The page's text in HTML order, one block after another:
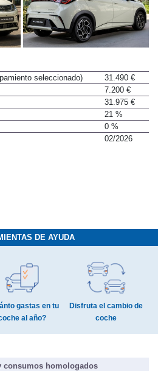
seleccionado)
31.490 €
7.200 €
31.975 €
21 %
0 %
02/2026
DE AYUDA
gastas en tu
al año?
Disfruta el cambio de
coche
consumos homologados